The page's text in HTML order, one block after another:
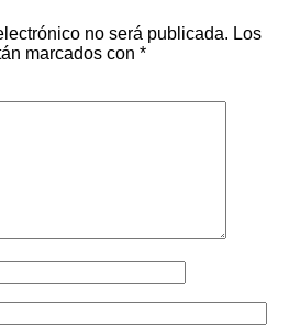
no será publicada. Los
marcados con *